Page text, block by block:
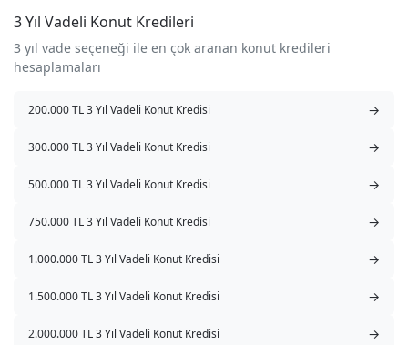
3 Yıl Vadeli Konut Kredileri
3 yıl vade seçeneği ile en çok aranan konut kredileri
hesaplamaları
200.000 TL 3 Yıl Vadeli Konut Kredisi →
300.000 TL 3 Yıl Vadeli Konut Kredisi →
500.000 TL 3 Yıl Vadeli Konut Kredisi →
750.000 TL 3 Yıl Vadeli Konut Kredisi →
1.000.000 TL 3 Yıl Vadeli Konut Kredisi →
1.500.000 TL 3 Yıl Vadeli Konut Kredisi →
2.000.000 TL 3 Yıl Vadeli Konut Kredisi →